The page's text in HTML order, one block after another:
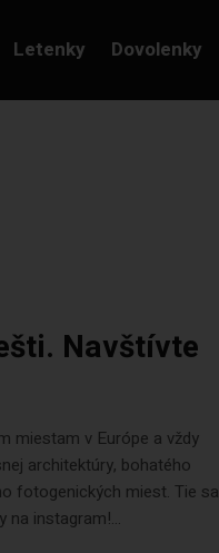
Letenky Dovolenky
Navštívte
miestam v Európe a vždy
architektúry, bohatého
fotogenických miest. Tie sa
na instagram!...